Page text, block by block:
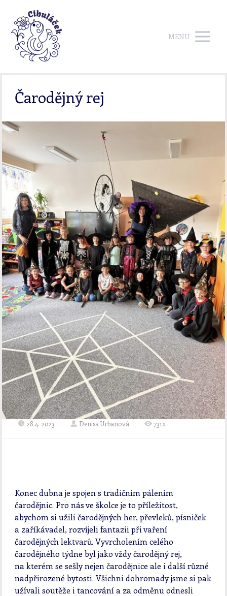
MENU
Čarodějný rej
28.4. 2023 Denisa Urbanová 731x
Konec dubna je spojen s tradičním pálením
čarodějnic. Pro nás ve školce je to příležitost,
abychom si užili čarodějných her, převleků, písniček
a zaříkávadel, rozvíjeli fantazii při vaření
čarodějných lektvarů. Vyvrcholením celého
čarodějného týdne byl jako vždy čarodějný rej,
na kterém se sešly nejen čarodějnice ale i další různé
nadpřirozené bytosti. Všichni dohromady jsme si pak
užívali soutěže i tancování a za odměnu odnesli